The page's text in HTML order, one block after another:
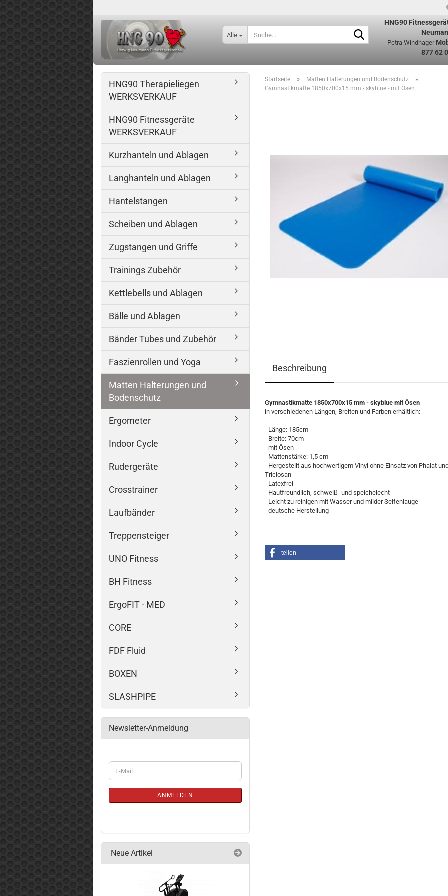
Alle
HNG90
Petra Windhager
877 62
Startseite » Matten Halterungen und Bodenschutz »
Gymnastikmatte 1850x700x15 mm - skyblue - mit Ösen
Beschreibung
Gymnastikmatte 1850x700x15 mm - skyblue mit Ösen
in verschiedenen Längen, Breiten und Farben erhältlich:
- Länge: 185cm
- Breite: 70cm
- mit Ösen
- Mattenstärke: 1,5 cm
- Hergestellt aus hochwertigem Vinyl ohne Einsatz von Phalat
Triclosan
- Latexfrei
- Hautfreundlich, schweiß- und speichelecht
- Leicht zu reinigen mit Wasser und milder Seifenlauge
- deutsche Herstellung
teilen
HNG90 Therapieliegen
WERKSVERKAUF
HNG90 Fitnessgeräte
WERKSVERKAUF
Kurzhanteln und Ablagen
Langhanteln und Ablagen
Hantelstangen
Scheiben und Ablagen
Zugstangen und Griffe
Trainings Zubehör
Kettlebells und Ablagen
Bälle und Ablagen
Bänder Tubes und Zubehör
Faszienrollen und Yoga
Matten Halterungen und
Bodenschutz
Ergometer
Indoor Cycle
Rudergeräte
Crosstrainer
Laufbänder
Treppensteiger
UNO Fitness
BH Fitness
ErgoFIT - MED
CORE
FDF Fluid
BOXEN
SLASHPIPE
Newsletter-Anmeldung
WEITER
ZUR
E-
Mail
ANMELDEN
Neue Artikel